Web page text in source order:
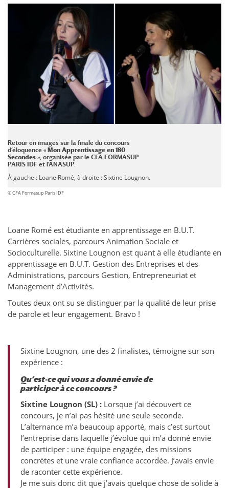
Retour en images sur la finale du concours
d’éloquence « Mon Apprentissage en 180
Secondes », organisée par le CFA FORMASUP
PARIS IDF et l’ANASUP.
À gauche : Loane Romé, à droite : Sixtine Lougnon.
© CFA Formasup Paris IDF
Loane Romé est étudiante en apprentissage en B.U.T.
Carrières sociales, parcours Animation Sociale et
Socioculturelle. Sixtine Lougnon est quant à elle étudiante en
apprentissage en B.U.T. Gestion des Entreprises et des
Administrations, parcours Gestion, Entrepreneuriat et
Management d’Activités.
Toutes deux ont su se distinguer par la qualité de leur prise
de parole et leur engagement. Bravo !
Sixtine Lougnon, une des 2 finalistes, témoigne sur son
expérience :
Qu’est-ce qui vous a donné envie de
participer à ce concours ?
Sixtine Lougnon (SL) : Lorsque j’ai découvert ce
concours, je n’ai pas hésité une seule seconde.
L’alternance m’a beaucoup apporté, mais c’est surtout
l’entreprise dans laquelle j’évolue qui m’a donné envie
de participer : une équipe engagée, des missions
concrètes et une vraie confiance accordée. J’avais envie
de raconter cette expérience.
Je me suis donc dit que j’avais quelque chose de solide à